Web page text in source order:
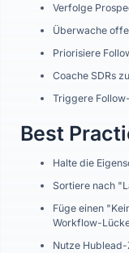
Verfolge
Überwache
Priorisiere
Coache SDRs
Triggere
Best
Halte die
Sortiere nach
Füge einen
Workflow-
Nutze